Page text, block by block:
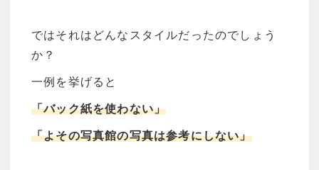
ではそれはどんなスタイルだったのでしょう
か？
一例を挙げると
「バック紙を使わない」
「よその写真館の写真は参考にしない」